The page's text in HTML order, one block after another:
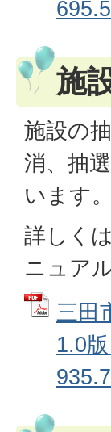
施
施設の
消、抽
います。
詳しく
ニュア
三田
1.0